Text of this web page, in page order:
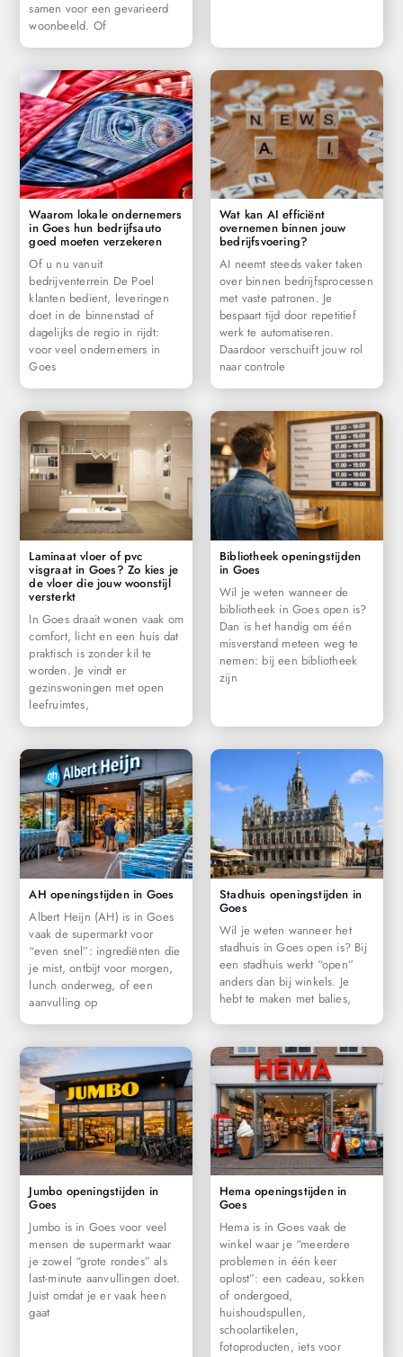
samen voor een gevarieerd
woonbeeld. Of
Waarom lokale ondernemers
in Goes hun bedrijfsauto
goed moeten verzekeren
Of u nu vanuit
bedrijventerrein De Poel
klanten bedient, leveringen
doet in de binnenstad of
dagelijks de regio in rijdt:
voor veel ondernemers in
Goes
Wat kan AI efficiënt
overnemen binnen jouw
bedrijfsvoering?
AI neemt steeds vaker taken
over binnen bedrijfsprocessen
met vaste patronen. Je
bespaart tijd door repetitief
werk te automatiseren.
Daardoor verschuift jouw rol
naar controle
Laminaat vloer of pvc
visgraat in Goes? Zo kies je
de vloer die jouw woonstijl
versterkt
In Goes draait wonen vaak om
comfort, licht en een huis dat
praktisch is zonder kil te
worden. Je vindt er
gezinswoningen met open
leefruimtes,
Bibliotheek openingstijden
in Goes
Wil je weten wanneer de
bibliotheek in Goes open is?
Dan is het handig om één
misverstand meteen weg te
nemen: bij een bibliotheek
zijn
AH openingstijden in Goes
Albert Heijn (AH) is in Goes
vaak de supermarkt voor
“even snel”: ingrediënten die
je mist, ontbijt voor morgen,
lunch onderweg, of een
aanvulling op
Stadhuis openingstijden in
Goes
Wil je weten wanneer het
stadhuis in Goes open is? Bij
een stadhuis werkt “open”
anders dan bij winkels. Je
hebt te maken met balies,
Jumbo openingstijden in
Goes
Jumbo is in Goes voor veel
mensen de supermarkt waar
je zowel “grote rondes” als
last-minute aanvullingen doet.
Juist omdat je er vaak heen
gaat
Hema openingstijden in
Goes
Hema is in Goes vaak de
winkel waar je “meerdere
problemen in één keer
oplost”: een cadeau, sokken
of ondergoed,
huishoudspullen,
schoolartikelen,
fotoproducten, iets voor